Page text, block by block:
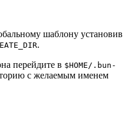
шаблону установив
.
перейдите в $HOME/.bun-
с желаемым именем